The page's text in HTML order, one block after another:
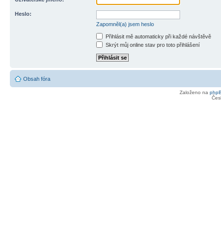
Heslo:
Zapomněl(a) jsem heslo
Přihlásit mě automaticky při každé návštěvě
Skrýt můj online stav pro toto přihlášení
Obsah fóra
Založeno na